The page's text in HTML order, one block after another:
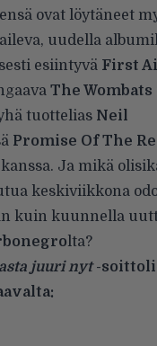
ovat löytäneet
uudella
esiintyvä First
The Wombats
tuottelias Neil
Promise Of The
Ja mikä
keskiviikkona
kuin kuunnella
lta?
juuri nyt-